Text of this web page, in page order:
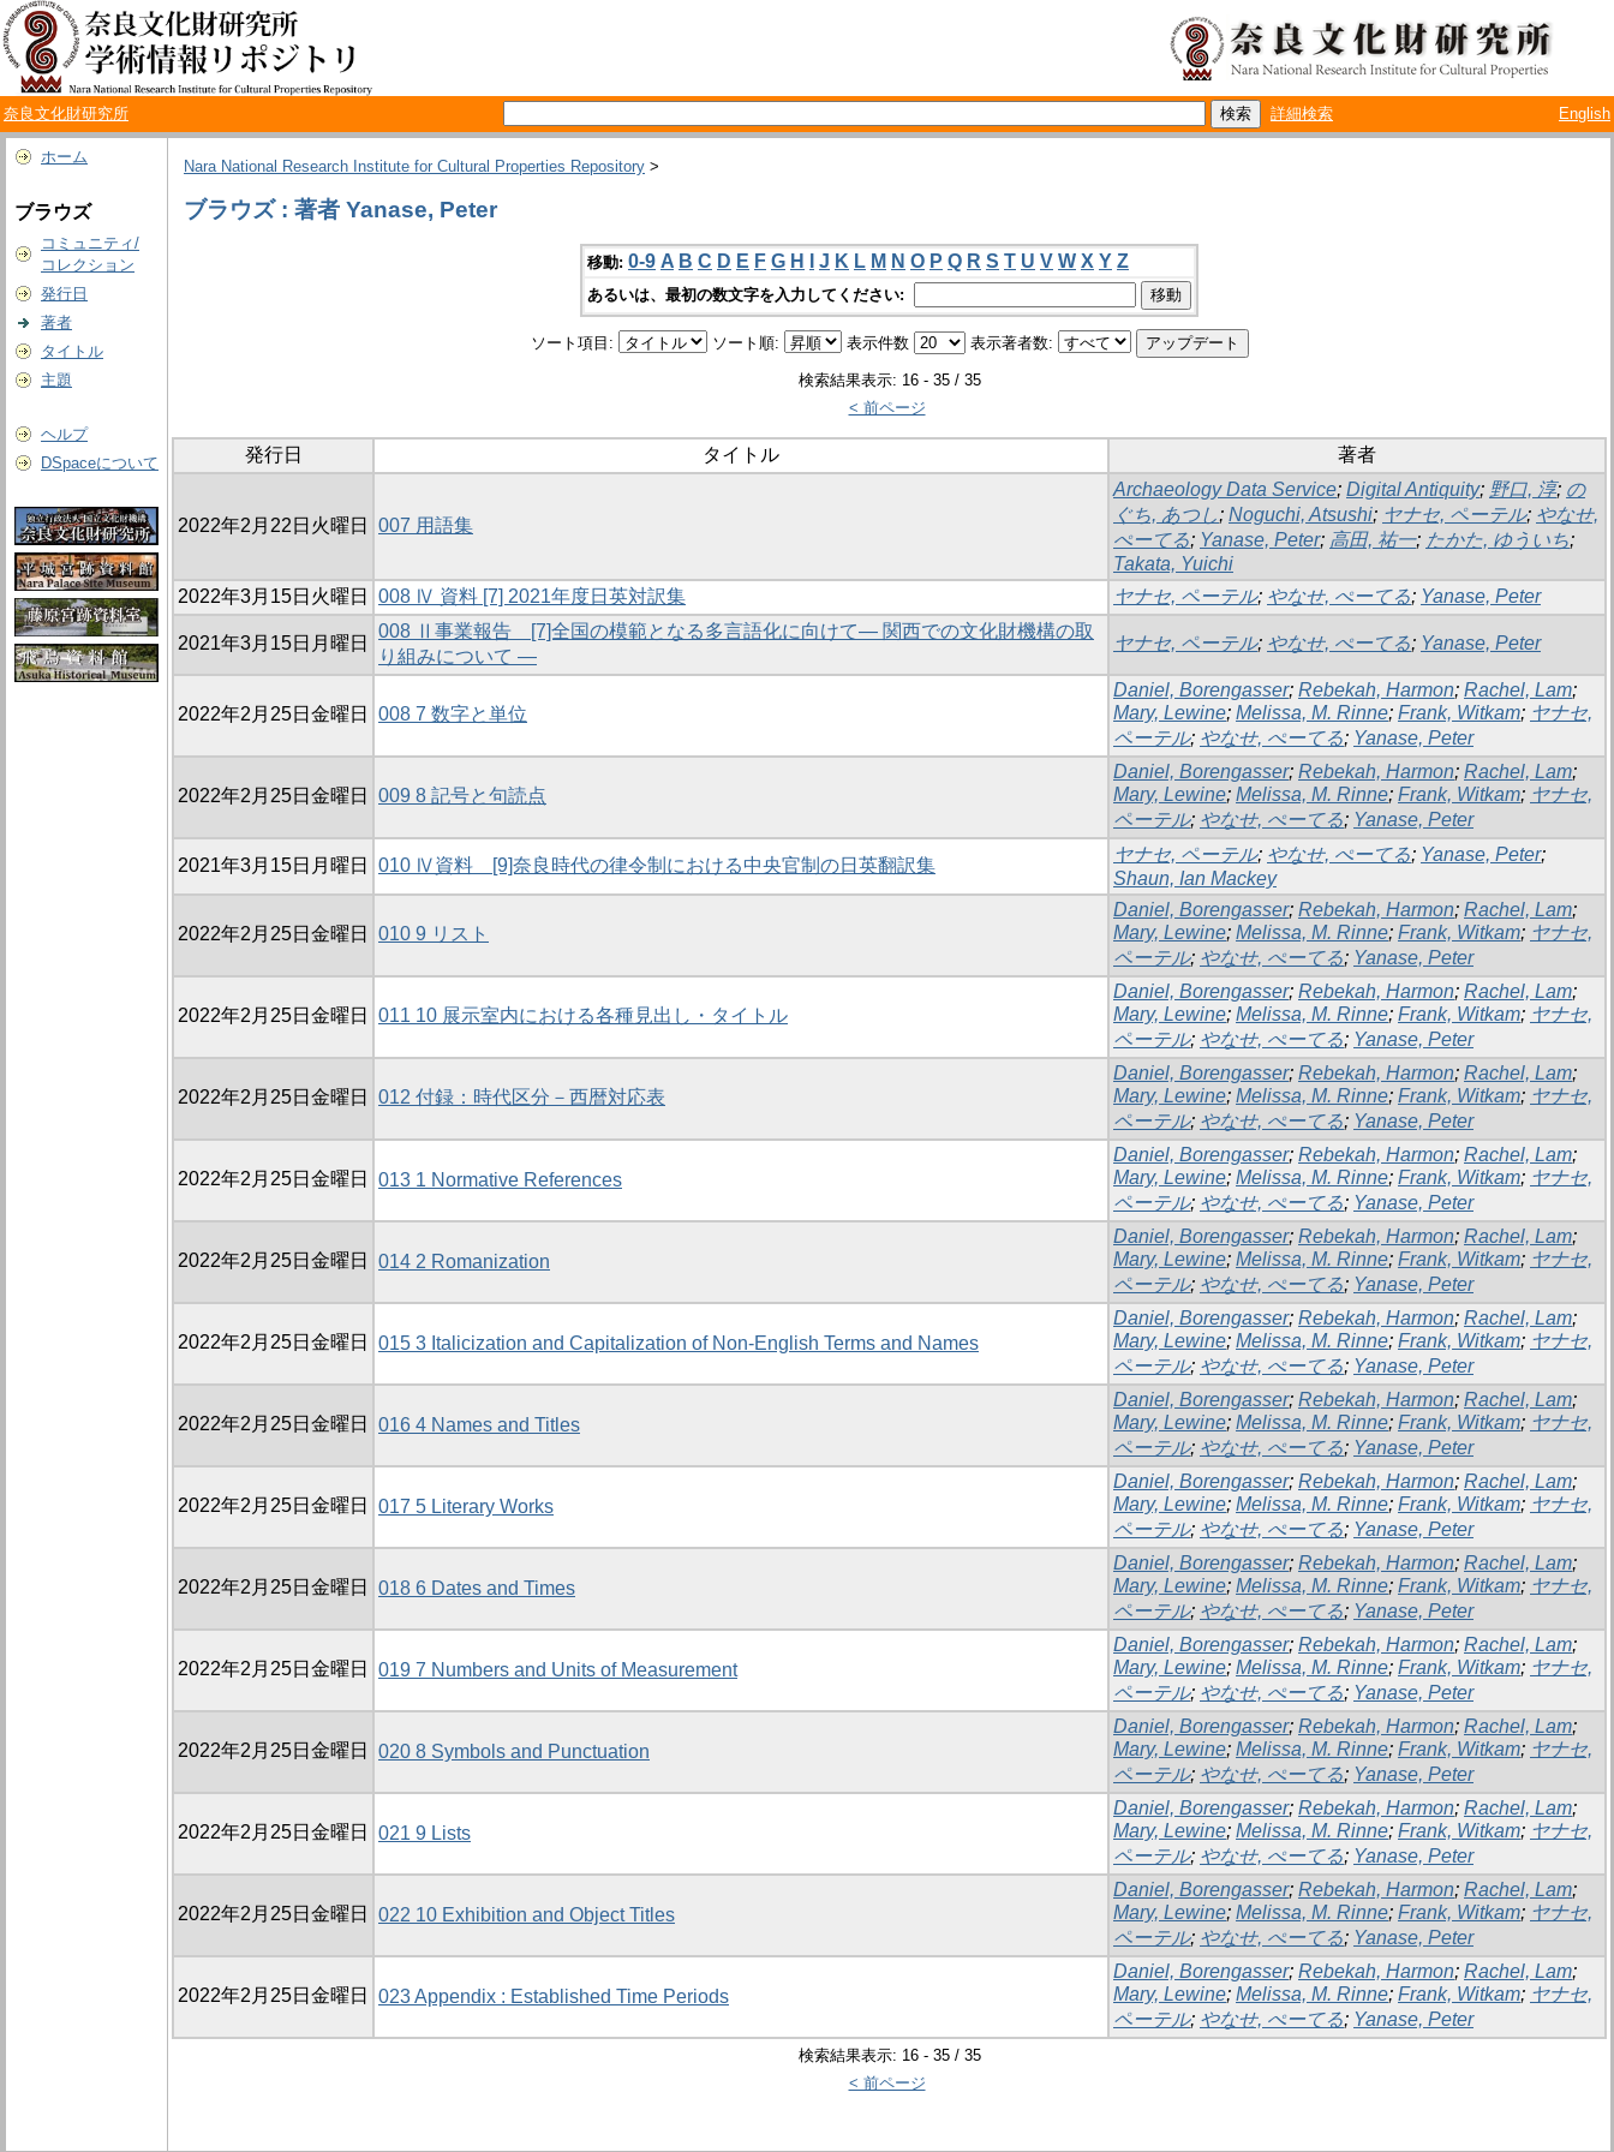
奈良文化財研究所 詳細検索 English
ホーム
ブラウズ
コミュニティ/
コレクション
発行日
著者
タイトル
主題
ヘルプ
DSpaceについて
Nara National Research Institute for Cultural Properties Repository >
ブラウズ : 著者 Yanase, Peter
移動: 0-9 A B C D E F G H J K L M N O P Q R S T U V W X Y Z
あるいは、最初の数文字を入力してください:
ソート項目: ソート順: 表示件数 表示著者数:
検索結果表示: 16 - 35 / 35
< 前ページ
発行日 タイトル 著者
2022年2月22日火曜日 007 用語集
Archaeology Data Service; Digital Antiquity; 野口, 淳; の
ぐち, あつし; Noguchi, Atsushi; ヤナセ, ペーテル; やなせ,
ぺーてる; Yanase, Peter; 高田, 祐一; たかた, ゆういち;
Takata, Yuichi
2022年3月15日火曜日
008 Ⅳ 資料 [7] 2021年度日英対訳集 ヤナセ, ペーテル; やなせ, ぺーてる; Yanase, Peter
2021年3月15日月曜日
008 Ⅱ事業報告 [7]全国の模範となる多言語化に向けて― 関西での文化財機構の取
り組みについて ―
ヤナセ, ペーテル; やなせ, ぺーてる; Yanase, Peter
2022年2月25日金曜日 008 7 数字と単位
Daniel, Borengasser; Rebekah, Harmon; Rachel, Lam;
Mary, Lewine; Melissa, M. Rinne; Frank, Witkam; ヤナセ,
ペーテル; やなせ, ぺーてる; Yanase, Peter
2022年2月25日金曜日 009 8 記号と句読点
Daniel, Borengasser; Rebekah, Harmon; Rachel, Lam;
Mary, Lewine; Melissa, M. Rinne; Frank, Witkam; ヤナセ,
ペーテル; やなせ, ぺーてる; Yanase, Peter
2021年3月15日月曜日 010 Ⅳ資料 [9]奈良時代の律令制における中央官制の日英翻訳集
ヤナセ, ペーテル; やなせ, ぺーてる; Yanase, Peter;
Shaun, Ian Mackey
2022年2月25日金曜日 010 9 リスト
Daniel, Borengasser; Rebekah, Harmon; Rachel, Lam;
Mary, Lewine; Melissa, M. Rinne; Frank, Witkam; ヤナセ,
ペーテル; やなせ, ぺーてる; Yanase, Peter
2022年2月25日金曜日 011 10 展示室内における各種見出し・タイトル
Daniel, Borengasser; Rebekah, Harmon; Rachel, Lam;
Mary, Lewine; Melissa, M. Rinne; Frank, Witkam; ヤナセ,
ペーテル; やなせ, ぺーてる; Yanase, Peter
2022年2月25日金曜日 012 付録：時代区分－西暦対応表
Daniel, Borengasser; Rebekah, Harmon; Rachel, Lam;
Mary, Lewine; Melissa, M. Rinne; Frank, Witkam; ヤナセ,
ペーテル; やなせ, ぺーてる; Yanase, Peter
2022年2月25日金曜日 013 1 Normative References
Daniel, Borengasser; Rebekah, Harmon; Rachel, Lam;
Mary, Lewine; Melissa, M. Rinne; Frank, Witkam; ヤナセ,
ペーテル; やなせ, ぺーてる; Yanase, Peter
2022年2月25日金曜日 014 2 Romanization
Daniel, Borengasser; Rebekah, Harmon; Rachel, Lam;
Mary, Lewine; Melissa, M. Rinne; Frank, Witkam; ヤナセ,
ペーテル; やなせ, ぺーてる; Yanase, Peter
2022年2月25日金曜日 015 3 Italicization and Capitalization of Non-English Terms and Names
Daniel, Borengasser; Rebekah, Harmon; Rachel, Lam;
Mary, Lewine; Melissa, M. Rinne; Frank, Witkam; ヤナセ,
ペーテル; やなせ, ぺーてる; Yanase, Peter
2022年2月25日金曜日 016 4 Names and Titles
Daniel, Borengasser; Rebekah, Harmon; Rachel, Lam;
Mary, Lewine; Melissa, M. Rinne; Frank, Witkam; ヤナセ,
ペーテル; やなせ, ぺーてる; Yanase, Peter
2022年2月25日金曜日 017 5 Literary Works
Daniel, Borengasser; Rebekah, Harmon; Rachel, Lam;
Mary, Lewine; Melissa, M. Rinne; Frank, Witkam; ヤナセ,
ペーテル; やなせ, ぺーてる; Yanase, Peter
2022年2月25日金曜日 018 6 Dates and Times
Daniel, Borengasser; Rebekah, Harmon; Rachel, Lam;
Mary, Lewine; Melissa, M. Rinne; Frank, Witkam; ヤナセ,
ペーテル; やなせ, ぺーてる; Yanase, Peter
2022年2月25日金曜日 019 7 Numbers and Units of Measurement
Daniel, Borengasser; Rebekah, Harmon; Rachel, Lam;
Mary, Lewine; Melissa, M. Rinne; Frank, Witkam; ヤナセ,
ペーテル; やなせ, ぺーてる; Yanase, Peter
2022年2月25日金曜日 020 8 Symbols and Punctuation
Daniel, Borengasser; Rebekah, Harmon; Rachel, Lam;
Mary, Lewine; Melissa, M. Rinne; Frank, Witkam; ヤナセ,
ペーテル; やなせ, ぺーてる; Yanase, Peter
2022年2月25日金曜日 021 9 Lists
Daniel, Borengasser; Rebekah, Harmon; Rachel, Lam;
Mary, Lewine; Melissa, M. Rinne; Frank, Witkam; ヤナセ,
ペーテル; やなせ, ぺーてる; Yanase, Peter
2022年2月25日金曜日 022 10 Exhibition and Object Titles
Daniel, Borengasser; Rebekah, Harmon; Rachel, Lam;
Mary, Lewine; Melissa, M. Rinne; Frank, Witkam; ヤナセ,
ペーテル; やなせ, ぺーてる; Yanase, Peter
2022年2月25日金曜日 023 Appendix : Established Time Periods
Daniel, Borengasser; Rebekah, Harmon; Rachel, Lam;
Mary, Lewine; Melissa, M. Rinne; Frank, Witkam; ヤナセ,
ペーテル; やなせ, ぺーてる; Yanase, Peter
検索結果表示: 16 - 35 / 35
< 前ページ